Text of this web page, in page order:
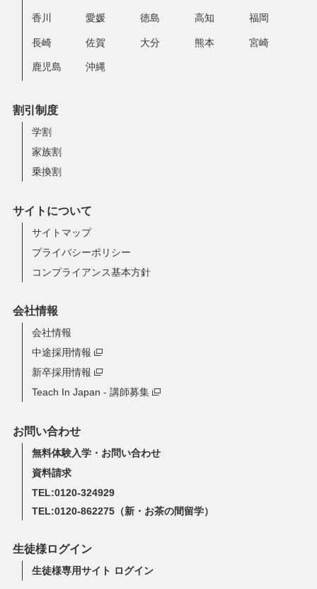
香川 愛媛 徳島 高知 福岡
長崎 佐賀 大分 熊本 宮崎
鹿児島 沖縄
割引制度
学割
家族割
乗換割
サイトについて
サイトマップ
プライバシーポリシー
コンプライアンス基本方針
会社情報
会社情報
中途採用情報
新卒採用情報
Teach In Japan - 講師募集
お問い合わせ
無料体験入学・お問い合わせ
資料請求
TEL:0120-324929
TEL:0120-862275（新・お茶の間留学）
生徒様ログイン
生徒様専用サイト ログイン